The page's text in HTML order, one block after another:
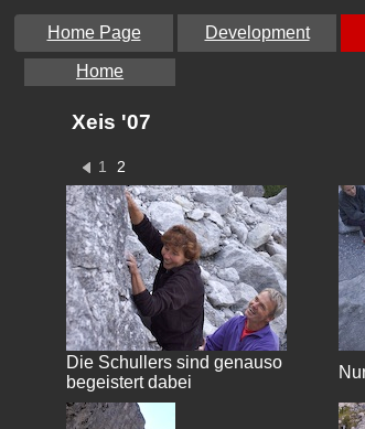
Home Page Development
Home
Xeis '07
1 2
Die Schullers sind genauso
begeistert dabei